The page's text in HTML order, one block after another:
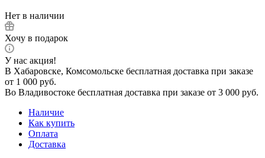
Нет в наличии
Хочу в подарок
У нас акция!
В Хабаровске, Комсомольске бесплатная доставка при заказе
от 1 000 руб.
Во Владивостоке бесплатная доставка при заказе от 3 000 руб.
Наличие
Как купить
Оплата
Доставка